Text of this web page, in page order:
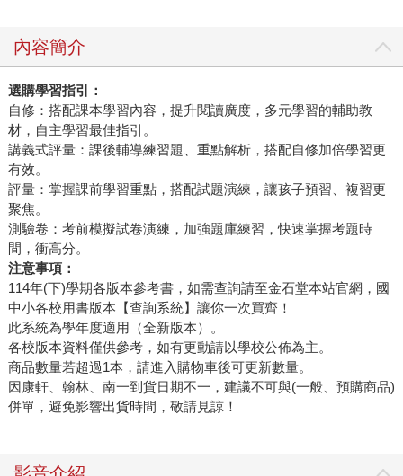
內容簡介
選購學習指引：
自修：搭配課本學習內容，提升閱讀廣度，多元學習的輔助教
材，自主學習最佳指引。
講義式評量：課後輔導練習題、重點解析，搭配自修加倍學習更
有效。
評量：掌握課前學習重點，搭配試題演練，讓孩子預習、複習更
聚焦。
測驗卷：考前模擬試卷演練，加強題庫練習，快速掌握考題時
間，衝高分。
注意事項：
114年(下)學期各版本參考書，如需查詢請至金石堂本站官網，國
中小各校用書版本【查詢系統】讓你一次買齊！
此系統為學年度適用（全新版本）。
各校版本資料僅供參考，如有更動請以學校公佈為主。
商品數量若超過1本，請進入購物車後可更新數量。
因康軒、翰林、南一到貨日期不一，建議不可與(一般、預購商品)
併單，避免影響出貨時間，敬請見諒！